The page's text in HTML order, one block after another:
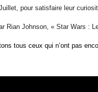
pour satisfaire leur
Rian Johnson, « Star Wars :
tous ceux qui n’ont pas